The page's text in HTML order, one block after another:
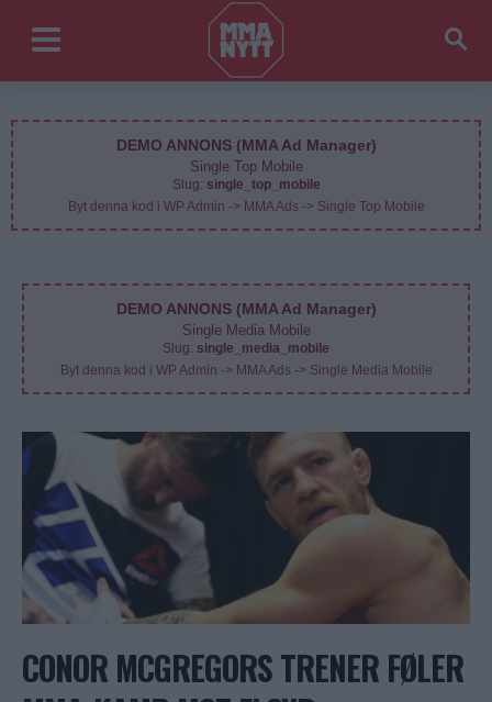
DEMO ANNONS (MMA Ad Manager)
Single Top Mobile
Slug: single_top_mobile
Byt denna kod i WP Admin -> MMA Ads -> Single Top Mobile
DEMO ANNONS (MMA Ad Manager)
Single Media Mobile
Slug: single_media_mobile
Byt denna kod i WP Admin -> MMA Ads -> Single Media Mobile
CONOR MCGREGORS TRENER FØLER